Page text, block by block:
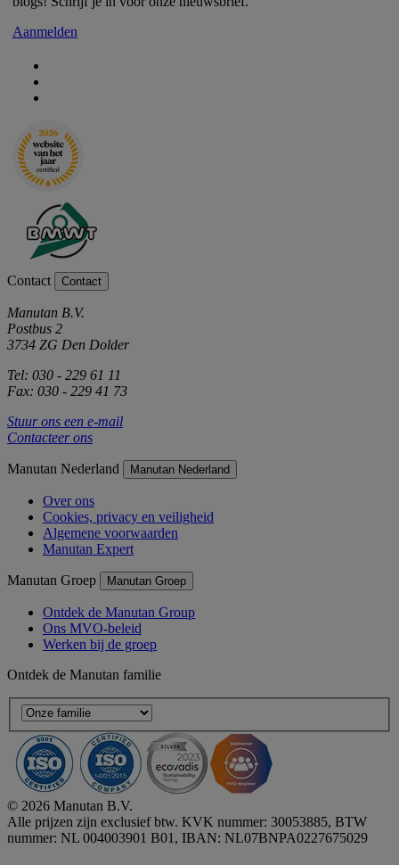
Aanmelden
Contact Contact
Manutan B.V.
Postbus 2
3734 ZG Den Dolder
Tel: 030 - 229 61 11
Fax: 030 - 229 41 73
Stuur ons een e-mail
Contacteer ons
Manutan Nederland Manutan Nederland
Over ons
Cookies, privacy en veiligheid
Algemene voorwaarden
Manutan Expert
Manutan Groep Manutan Groep
Ontdek de Manutan Group
Ons MVO-beleid
Werken bij de groep
Ontdek de Manutan familie
© 2026 Manutan B.V.
Alle prijzen zijn exclusief btw. KVK nummer: 30053885, BTW
nummer: NL 004003901 B01, IBAN: NL07BNPA0227675029